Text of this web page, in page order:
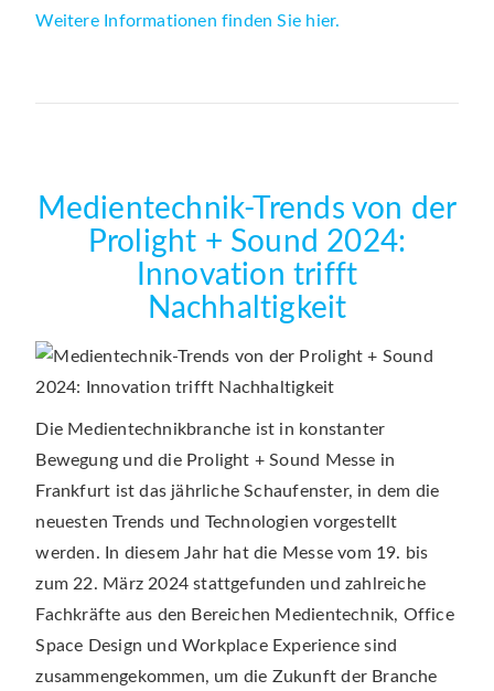
Weitere Informationen finden Sie hier.
Medientechnik-Trends von der
Prolight + Sound 2024:
Innovation trifft
Nachhaltigkeit
Die Medientechnikbranche ist in konstanter
Bewegung und die Prolight + Sound Messe in
Frankfurt ist das jährliche Schaufenster, in dem die
neuesten Trends und Technologien vorgestellt
werden. In diesem Jahr hat die Messe vom 19. bis
zum 22. März 2024 stattgefunden und zahlreiche
Fachkräfte aus den Bereichen Medientechnik, Office
Space Design und Workplace Experience sind
zusammengekommen, um die Zukunft der Branche